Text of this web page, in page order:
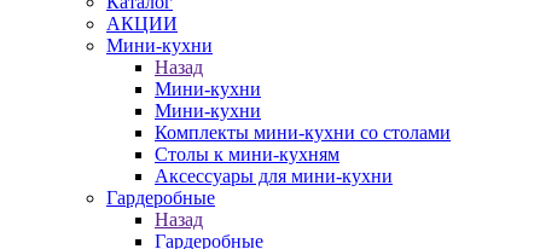
АКЦИИ
Мини-кухни
Назад
Мини-кухни
Мини-кухни
Комплекты мини-кухни со столами
Столы к мини-кухням
Аксессуары для мини-кухни
Гардеробные
Назад
Гардеробные